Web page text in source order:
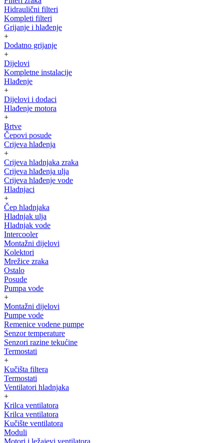
Hidraulični filteri
Kompleti filteri
Grijanje i hlađenje
+
Dodatno grijanje
+
Dijelovi
Kompletne instalacije
Hlađenje
+
Dijelovi i dodaci
Hlađenje motora
+
Brtve
Čepovi posude
Crijeva hlađenja
+
Crijeva hladnjaka zraka
Crijeva hlađenja ulja
Crijeva hlađenje vode
Hladnjaci
+
Čep hladnjaka
Hladnjak ulja
Hladnjak vode
Intercooler
Montažni dijelovi
Kolektori
Mrežice zraka
Ostalo
Posude
Pumpa vode
+
Montažni dijelovi
Pumpe vode
Remenice vodene pumpe
Senzor temperature
Senzori razine tekućine
Termostati
+
Kučišta filtera
Termostati
Ventilatori hladnjaka
+
Krilca ventilatora
Krilca ventilatora
Kučište ventilatora
Moduli
Motori i ležajevi ventilatora